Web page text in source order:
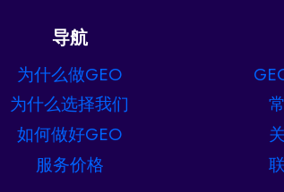
导航
为什么做GEO
为什么选择我们
如何做好GEO
服务价格